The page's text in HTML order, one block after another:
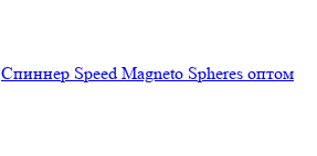
Спиннер Speed Magneto Spheres оптом